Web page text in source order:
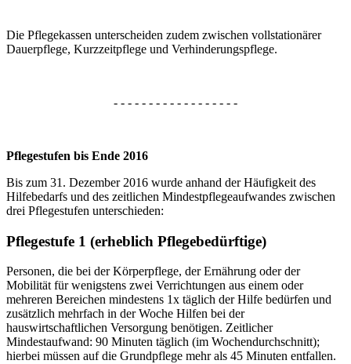
Die Pflegekassen unterscheiden zudem zwischen vollstationärer
Dauerpflege, Kurzzeitpflege und Verhinderungspflege.
- - - - - - - - - - - - - - - - - -
Pflegestufen bis Ende 2016
Bis zum 31. Dezember 2016 wurde anhand der Häufigkeit des
Hilfebedarfs und des zeitlichen Mindestpflegeaufwandes zwischen
drei Pflegestufen unterschieden:
Pflegestufe 1 (erheblich Pflegebedürftige)
Personen, die bei der Körperpflege, der Ernährung oder der
Mobilität für wenigstens zwei Verrichtungen aus einem oder
mehreren Bereichen mindestens 1x täglich der Hilfe bedürfen und
zusätzlich mehrfach in der Woche Hilfen bei der
hauswirtschaftlichen Versorgung benötigen. Zeitlicher
Mindestaufwand: 90 Minuten täglich (im Wochendurchschnitt);
hierbei müssen auf die Grundpflege mehr als 45 Minuten entfallen.